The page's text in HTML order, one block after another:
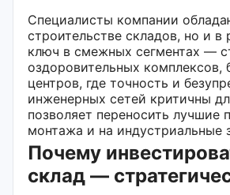
Специалисты компании
строительстве складов, но и
ключ в смежных сегментах —
оздоровительных комплексов,
центров, где точность и
инженерных сетей критичны
позволяет переносить лучшие
монтажа и на индустриальные
Почему
склад —